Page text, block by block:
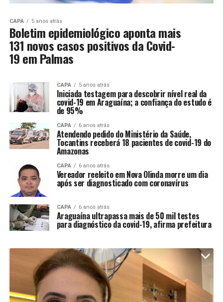
CAPA 5 anos atrás
Boletim epidemiológico aponta mais
131 novos casos positivos da Covid-
19 em Palmas
CAPA 5 anos atrás
Iniciada testagem para descobrir nível real da
covid-19 em Araguaína; a confiança do estudo é
de 95%
CAPA 6 anos atrás
Atendendo pedido do Ministério da Saúde,
Tocantins receberá 18 pacientes de covid-19 do
Amazonas
CAPA 6 anos atrás
Vereador reeleito em Nova Olinda morre um dia
após ser diagnosticado com coronavírus
CAPA 6 anos atrás
Araguaína ultrapassa mais de 50 mil testes
para diagnóstico da covid-19, afirma prefeitura